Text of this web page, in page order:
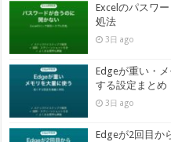
Excelのパスワ
処法
3日 ago
Edgeが重い・
する設定まとめ
3日 ago
Edgeが2回目か